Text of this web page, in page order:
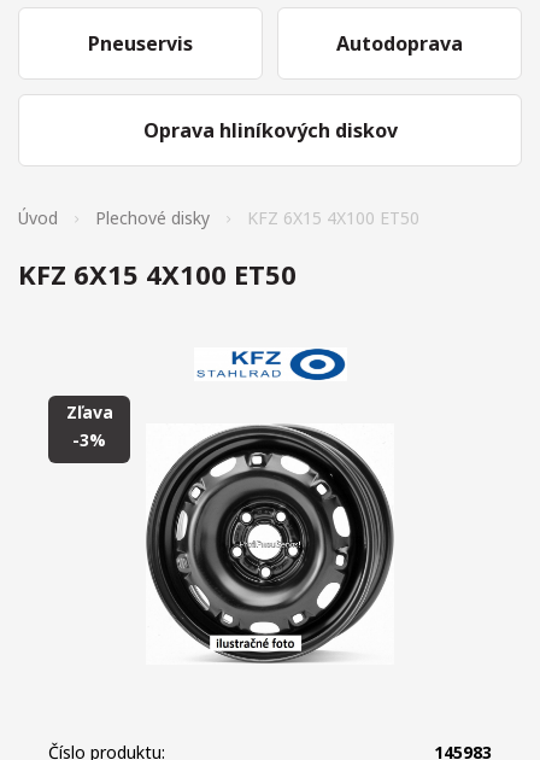
Pneuservis
Oprava hliníkových diskov
Autodoprava
Úvod Plechové disky KFZ 6X15 4X100 ET50
KFZ 6X15 4X100 ET50
Zľava
-3%
Číslo produktu:
145983